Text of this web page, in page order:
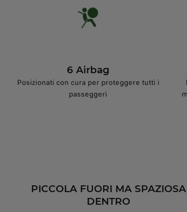
6 Airbag
Posizionati con cura per proteggere tutti i
passeggeri
PICCOLA FUORI MA SPAZIOSA
DENTRO